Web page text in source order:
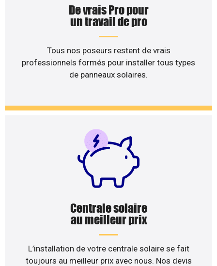
De vrais Pro pour
un travail de pro
Tous nos poseurs restent de vrais
professionnels formés pour installer tous types
de panneaux solaires.
Centrale solaire
au meilleur prix
L’installation de votre centrale solaire se fait
toujours au meilleur prix avec nous. Nos devis